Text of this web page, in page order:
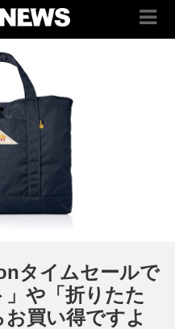
タイムセールで
」や「折りたた
買い得ですよ